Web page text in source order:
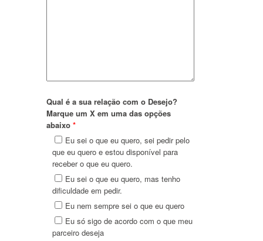
Qual é a sua relação com o Desejo?
Marque um X em uma das opções
abaixo *
Eu sei o que eu quero, sei pedir pelo
que eu quero e estou disponível para
receber o que eu quero.
Eu sei o que eu quero, mas tenho
dificuldade em pedir.
Eu nem sempre sei o que eu quero
Eu só sigo de acordo com o que meu
parceiro deseja